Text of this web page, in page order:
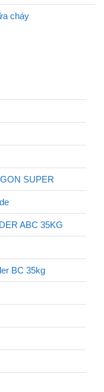
cháy
SUPER
ABC 35KG
BC 35kg